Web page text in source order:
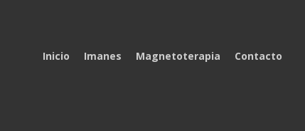
Inicio Imanes Magnetoterapia Contacto